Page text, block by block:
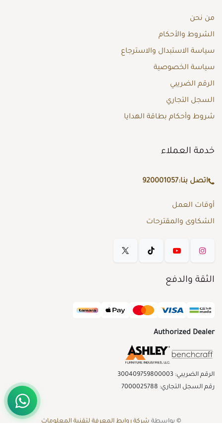
من نحن
الشروط والأحكام
سياسة الاستبدال والاسترجاع
سياسة الخصوصية
الرقم الضريبي
السجل التجاري
شروط وأحكام بطاقة الهدايا
خدمة العملاء
اتصل بنا:920001057
أوقات العمل
الشكاوى والمقترحات
الثقة والدفع
Authorized Dealer
الرقم الضريبي: 300409759800003
رقم السجل التجاري: 7000025788
© بواسطة شركة روابط المعرفة لتقنية المعلومات